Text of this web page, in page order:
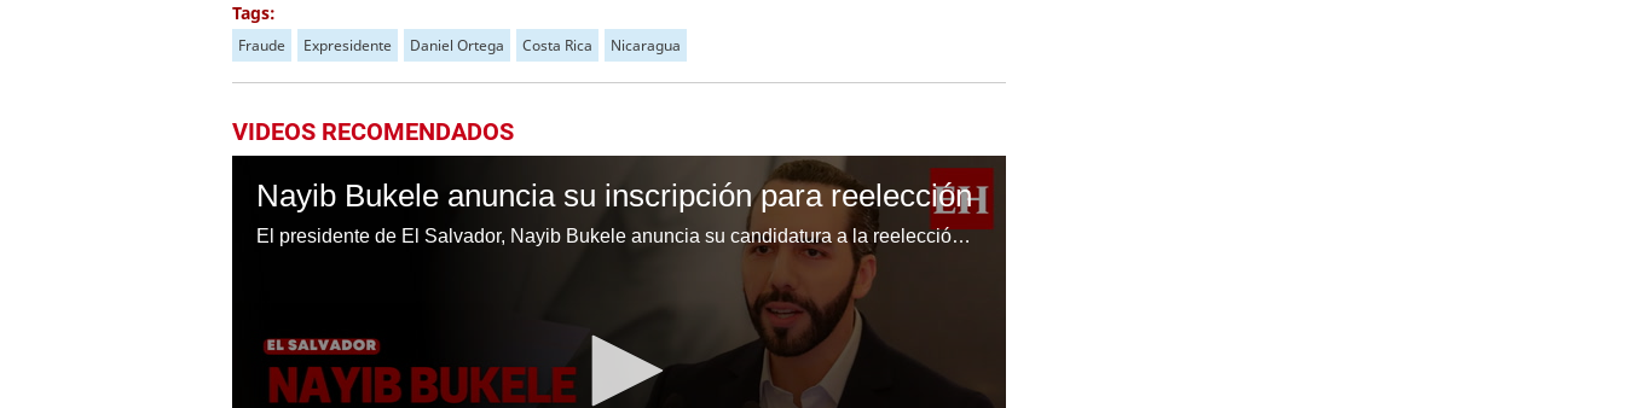
Tags:
Fraude Expresidente Daniel Ortega Costa Rica Nicaragua
VIDEOS RECOMENDADOS
Nayib Bukele anuncia su inscripción para reelección
El presidente de El Salvador, Nayib Bukele anuncia su candidatura a la reelección para el sufragio electoral de febrero de 2024.